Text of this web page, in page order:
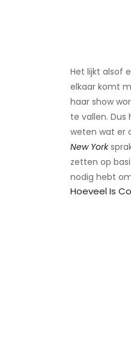
Het lijkt alsof
elkaar komt
haar show
te vallen.
weten wat er
New York
zetten op
nodig hebt
Hoeveel Is